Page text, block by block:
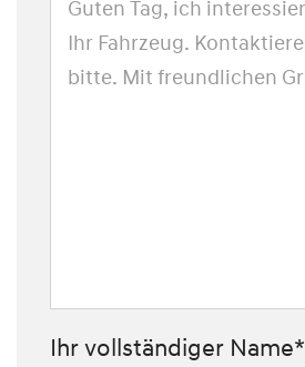
Ihr vollständiger Name*